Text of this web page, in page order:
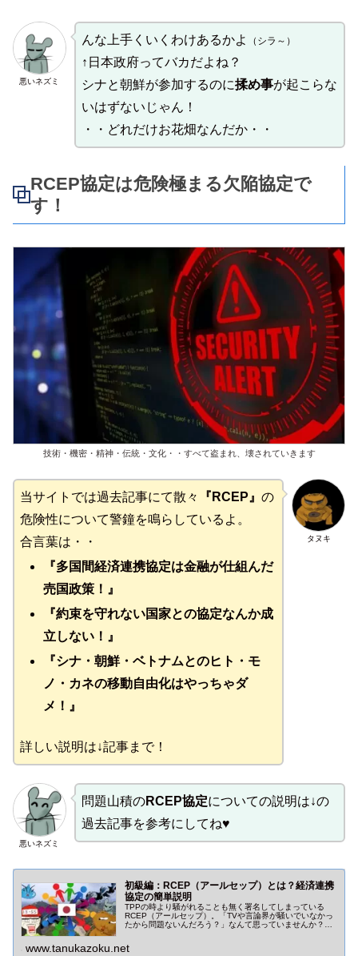
悪いネズミ
んな上手くいくわけあるかよ （シラ～）
↑日本政府ってバカだよね？
シナと朝鮮が参加するのに揉め事が起こらな
いはずないじゃん！
・・どれだけお花畑なんだか・・
RCEP協定は危険極まる欠陥協定で
す！
技術・機密・精神・伝統・文化・・すべて盗まれ、壊されていきます
タヌキ
当サイトでは過去記事にて散々 『RCEP』 の
危険性について警鐘を鳴らしているよ。
合言葉は・・
『多国間経済連携協定は金融が仕組んだ
売国政策！』
『約束を守れない国家との協定なんか成
立しない！』
『シナ・朝鮮・ベトナムとのヒト・モ
ノ・カネの移動自由化はやっちゃダ
メ！』
詳しい説明は↓記事まで！
悪いネズミ
問題山積のRCEP協定についての説明は↓の
過去記事を参考にしてね♥
初級編：RCEP（アールセップ）とは？経済連携
協定の簡単説明
TPPの時より騒がれることも無く署名してしまっている
RCEP（アールセップ）。「TVや言論界が騒いでいなかっ
たから問題ないんだろう？」なんて思っていませんか？経
www.tanukazoku.net